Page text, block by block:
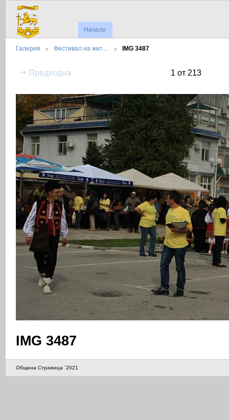
Начало
Галерия Фестивал на жит… IMG 3487
Предходна 1 от 213
IMG 3487
Община Стражица `2021